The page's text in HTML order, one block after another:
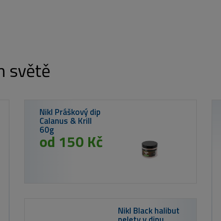
světě
nástraha Shadteez Slim
Super Orange 10cm 6g
35 Kč
od 3